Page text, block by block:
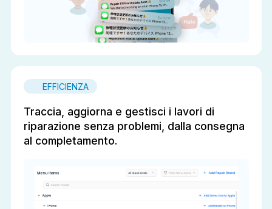
EFFICIENZA
Traccia, aggiorna e gestisci i lavori di
riparazione senza problemi, dalla consegna
al completamento.